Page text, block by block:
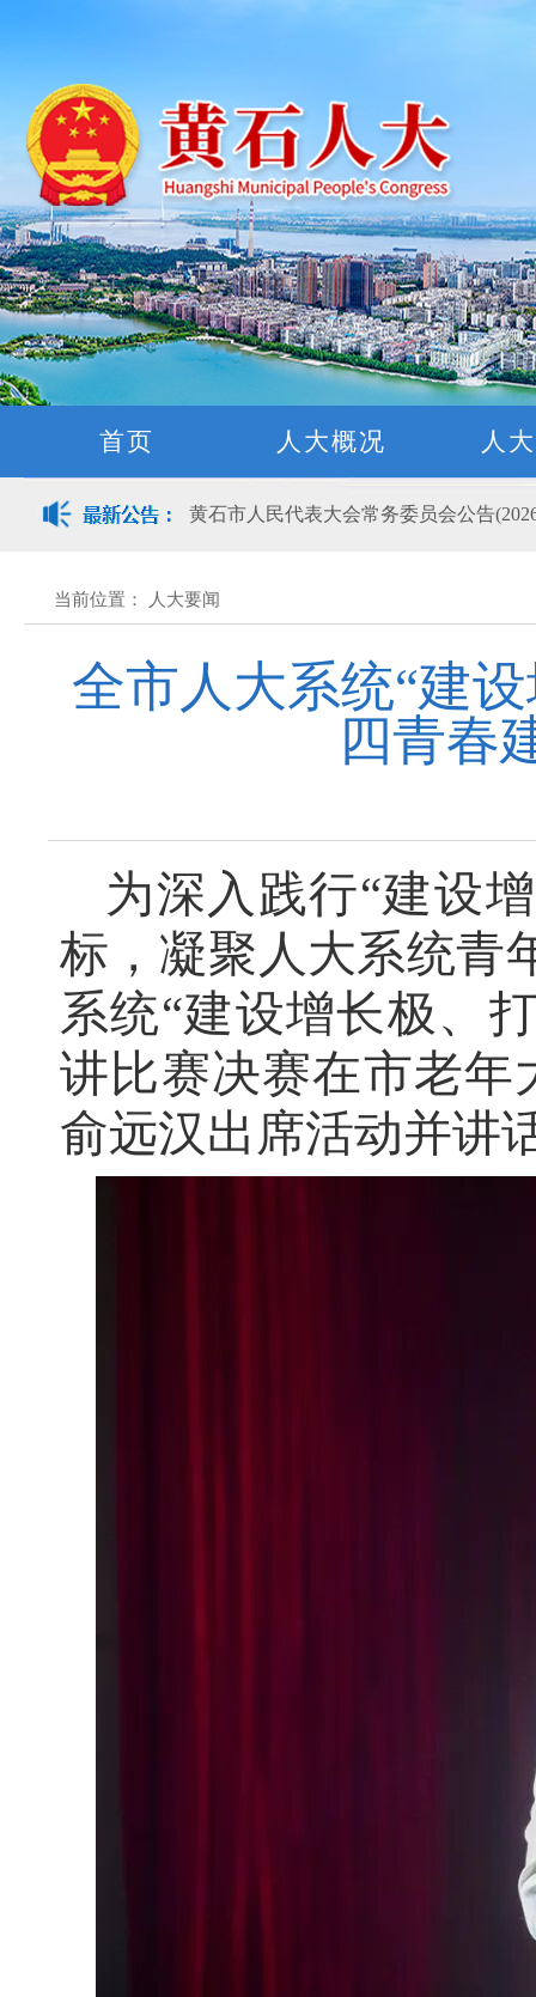
首页 人大概况 人
黄石市人民代表大会常务委员会公告
关于征集立法工作规划（2027年—2031
关于征求《黄石市停车场建设管理条例
公开征集“扩大内需大力提振消费”社会
黄石市人民代表大会常务委员会公告
黄石市人民代表大会常务委员会公告
关于征集立法工作规划（2027年—2031
关于征求《黄石市停车场建设管理条例
公开征集“扩大内需大力提振消费”社会
黄石市人民代表大会常务委员会公告
当前位置： 人大要闻
全市人大系统“建
四青春
为深入践行“建设
标，凝聚人大系统青
系统“建设增长极、
讲比赛决赛在市老年
俞远汉出席活动并讲